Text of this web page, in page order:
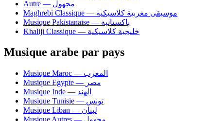
Autre — مجهول
Maghrebi Classique — موسيقى مغربية كلاسيكية
Musique Pakistanaise — باكستانية
Khaliji Classique — خليجية كلاسيكية
Musique arabe par pays
Musique Maroc — المغرب
Musique Egypte — مصر
Musique Inde — الهند
Musique Tunisie — تونس
Musique Liban — لبنان
Musique Autres — مجهول